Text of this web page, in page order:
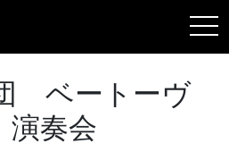
ベートーヴ
演奏会